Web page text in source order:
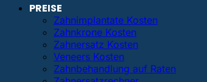
PREISE
Zahnimplantate Kosten
Zahnkrone Kosten
Zahnersatz Kosten
Veneers Kosten
Zahnbehandlung auf Raten